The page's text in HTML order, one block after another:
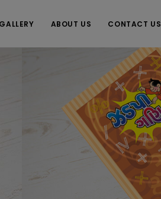
GALLERY ABOUT US CONTACT US